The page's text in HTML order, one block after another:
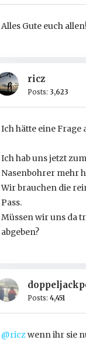
Alles Gute euch
ricz
Posts: 3,623
Ich hätte eine
Ich hab uns jetzt
Nasenbohrer mehr
Wir brauchen die
Pass.
Müssen wir uns da
abgeben?
Posts: 4,451
@riczwenn ihr sie